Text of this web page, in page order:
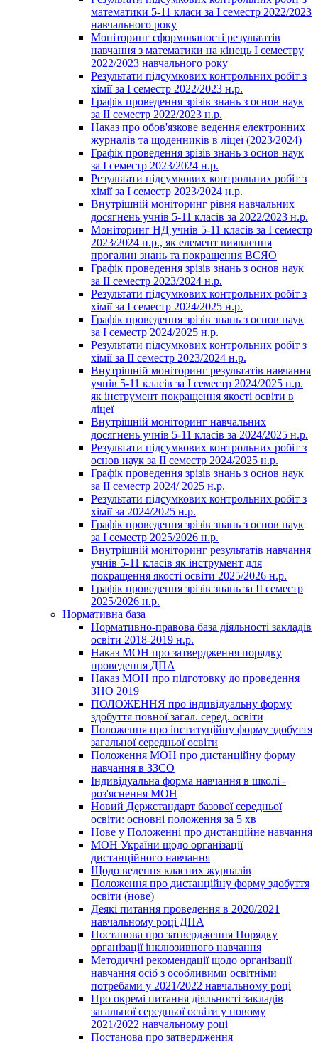
математики 5-11 класи за І семестр 2022/2023
навчального року
Моніторинг сформованості результатів
навчання з математики на кінець І семестру
2022/2023 навчального року
Результати підсумкових контрольних робіт з
хімії за І семестр 2022/2023 н.р.
Графік проведення зрізів знань з основ наук
за ІІ семестр 2022/2023 н.р.
Наказ про обов'язкове ведення електронних
журналів та щоденників в ліцеї (2023/2024)
Графік проведення зрізів знань з основ наук
за І семестр 2023/2024 н.р.
Результати підсумкових контрольних робіт з
хімії за І семестр 2023/2024 н.р.
Внутрішній моніторинг рівня навчальних
досягнень учнів 5-11 класів за 2022/2023 н.р.
Моніторинг НД учнів 5-11 класів за І семестр
2023/2024 н.р., як елемент виявлення
прогалин знань та покращення ВСЯО
Графік проведення зрізів знань з основ наук
за ІІ семестр 2023/2024 н.р.
Результати підсумкових контрольних робіт з
хімії за І семестр 2024/2025 н.р.
Графік проведення зрізів знань з основ наук
за І семестр 2024/2025 н.р.
Результати підсумкових контрольних робіт з
хімії за ІІ семестр 2023/2024 н.р.
Внутрішній моніторинг результатів навчання
учнів 5-11 класів за І семестр 2024/2025 н.р.
як інструмент покращення якості освіти в
ліцеї
Внутрішній моніторинг навчальних
досягнень учнів 5-11 класів за 2024/2025 н.р.
Результати підсумкових контрольних робіт з
основ наук за ІІ семестр 2024/2025 н.р.
Графік проведення зрізів знань з основ наук
за ІІ семестр 2024/ 2025 н.р.
Результати підсумкових контрольних робіт з
хімії за 2024/2025 н.р.
Графік проведення зрізів знань з основ наук
за І семестр 2025/2026 н.р.
Внутрішній моніторинг результатів навчання
учнів 5-11 класів як інструмент для
покращення якості освіти 2025/2026 н.р.
Графік проведення зрізів знань за ІІ семестр
2025/2026 н.р.
Нормативна база
Нормативно-правова база діяльності закладів
освіти 2018-2019 н.р.
Наказ МОН про затвердження порядку
проведення ДПА
Наказ МОН про підготовку до проведення
ЗНО 2019
ПОЛОЖЕННЯ про індивідуальну форму
здобуття повної загал. серед. освіти
Положення про інституційну форму здобуття
загальної середньої освіти
Положення МОН про дистанційну форму
навчання в ЗЗСО
Індивідуальна форма навчання в школі -
роз'яснення МОН
Новий Держстандарт базової середньої
освіти: основні положення за 5 хв
Нове у Положенні про дистанційне навчання
МОН України щодо організації
дистанційного навчання
Щодо ведення класних журналів
Положення про дистанційну форму здобуття
освіти (нове)
Деякі питання проведення в 2020/2021
навчальному році ДПА
Постанова про затвердження Порядку
організації інклюзивного навчання
Методичні рекомендації щодо організації
навчання осіб з особливими освітніми
потребами у 2021/2022 навчальному році
Про окремі питання діяльності закладів
загальної середньої освіти у новому
2021/2022 навчальному році
Постанова про затвердження